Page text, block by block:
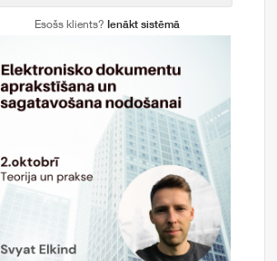
Esošs klients? Ienākt sistēmā